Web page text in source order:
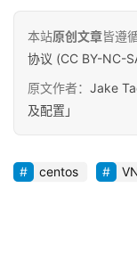
推
荐
工
具
关
登录
本站原创文章皆遵
协议 (CC BY-NC-
原文作者： Jake
及配置」
centos